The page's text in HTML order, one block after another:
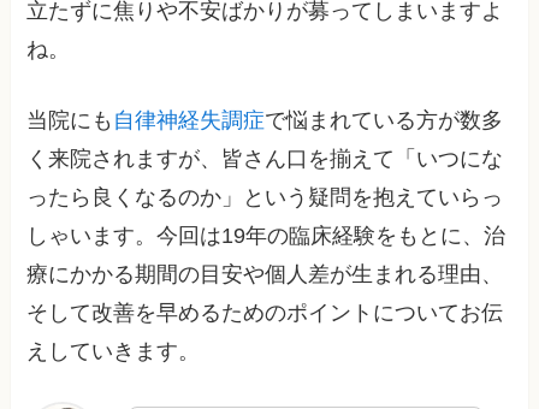
立たずに焦りや不安ばかりが募ってしまいますよ
ね。
当院にも 自律神経失調症で悩まれている方が数多
く来院されますが、皆さん口を揃えて「いつにな
ったら良くなるのか」という疑問を抱えていらっ
しゃいます。今回は19年の臨床経験をもとに、治
療にかかる期間の目安や個人差が生まれる理由、
そして改善を早めるためのポイントについてお伝
えしていきます。